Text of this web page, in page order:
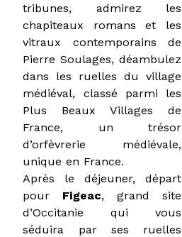
tribunes, admirez les
chapiteaux romans et les
vitraux contemporains de
Pierre Soulages, déambulez
dans les ruelles du village
médiéval, classé parmi les
Plus Beaux Villages de
France, un trésor
d’orfèvrerie médiévale,
unique en France.
Après le déjeuner, départ
pour Figeac, grand site
d’Occitanie qui vous
séduira par ses ruelles